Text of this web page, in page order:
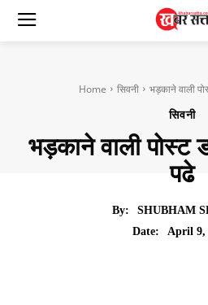
Home सिवनी भड़काने वाली
सिवनी
भड़काने वाली
पढे
By:
SHUBHAM
Date:
April 9,